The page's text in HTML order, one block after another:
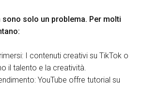
sono solo un problema. Per molti
I contenuti creativi su TikTok o
il talento e la creatività.
YouTube offre tutorial su